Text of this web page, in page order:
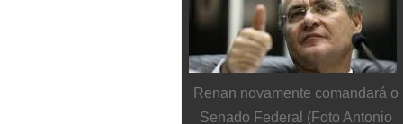
Renan novamente comandará o
Senado Federal (Foto Antonio